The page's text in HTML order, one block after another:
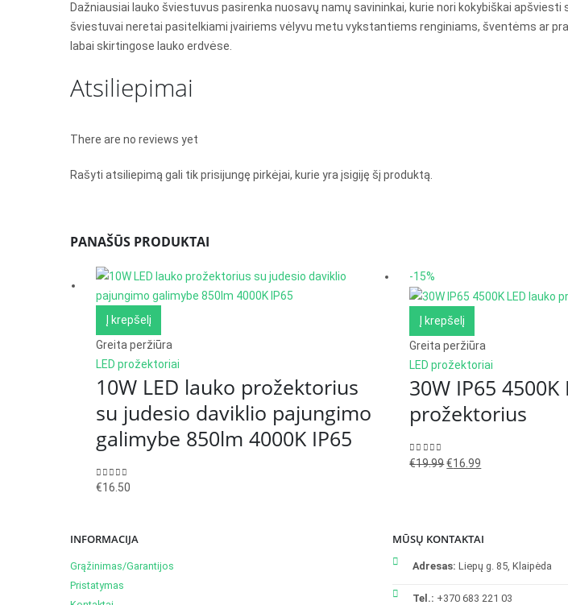
Dažniausiai lauko šviestuvus pasirenka nuosavų namų savininkai, kurie nori kokybiškai
šviestuvai neretai pasitelkiami įvairiems vėlyvu metu vykstantiems renginiams, šventėms ar
labai skirtingose lauko erdvėse.
Atsiliepimai
There are no reviews yet
Rašyti atsiliepimą gali tik prisijungę pirkėjai, kurie yra įsigiję šį produktą.
PANAŠŪS PRODUKTAI
Į krepšelį
Greita peržiūra
LED prožektoriai
10W LED lauko prožektorius
su judesio daviklio pajungimo
galimybe 850lm 4000K IP65
0out of 5
€16.50
-15%
Į krepšelį
Greita peržiūra
LED prožektoriai
30W IP65 4500K
prožektorius
0out of 5
€19.99Original
€16.99
INFORMACIJA
Grąžinimas/Garantijos
Pristatymas
MŪSŲ KONTAKTAI
Adresas: Liepų g. 85, Klaipėda
Tel.: +370 683 221 03